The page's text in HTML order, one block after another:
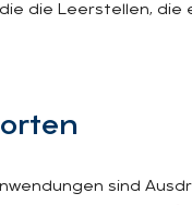
die Leerstellen, die
sind